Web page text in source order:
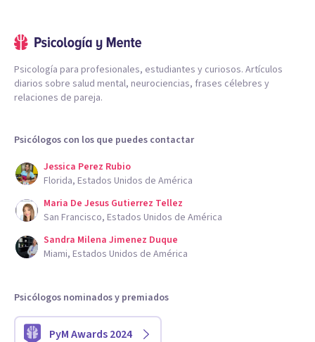
Psicología para profesionales, estudiantes y curiosos. Artículos
diarios sobre salud mental, neurociencias, frases célebres y
relaciones de pareja.
Psicólogos con los que puedes contactar
Jessica Perez Rubio
Florida, Estados Unidos de América
Maria De Jesus Gutierrez Tellez
San Francisco, Estados Unidos de América
Sandra Milena Jimenez Duque
Miami, Estados Unidos de América
Psicólogos nominados y premiados
PyM Awards 2024